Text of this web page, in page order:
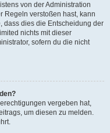
von der Administration
Regeln verstoßen hast, kann
dass dies die Entscheidung der
nichts mit dieser
sofern du die nicht
vergeben hat,
um diesen zu melden.